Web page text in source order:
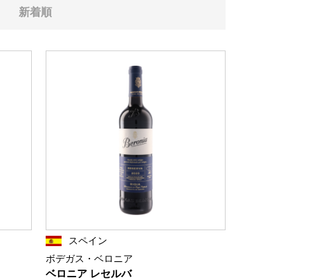
新着順
スペイン
ボデガス・ベロニア
ベロニア レセルバ